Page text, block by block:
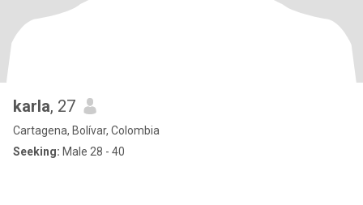
karla, 27
Cartagena, Bolívar, Colombia
Seeking: Male 28 - 40